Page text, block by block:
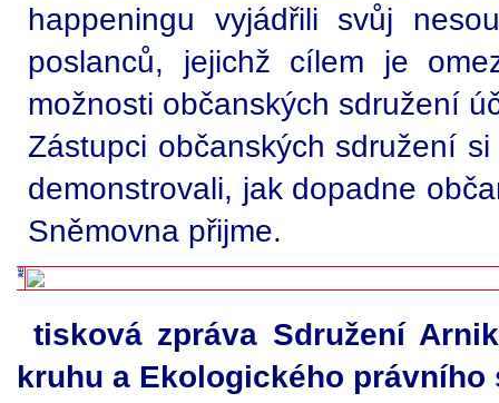
happeningu vyjádřili svůj
poslanců, jejichž cílem je
možnosti občanských sdružení
Zástupci občanských sdružení
demonstrovali, jak dopadne
Sněmovna přijme.
tisková zpráva Sdružení
kruhu a Ekologického právního